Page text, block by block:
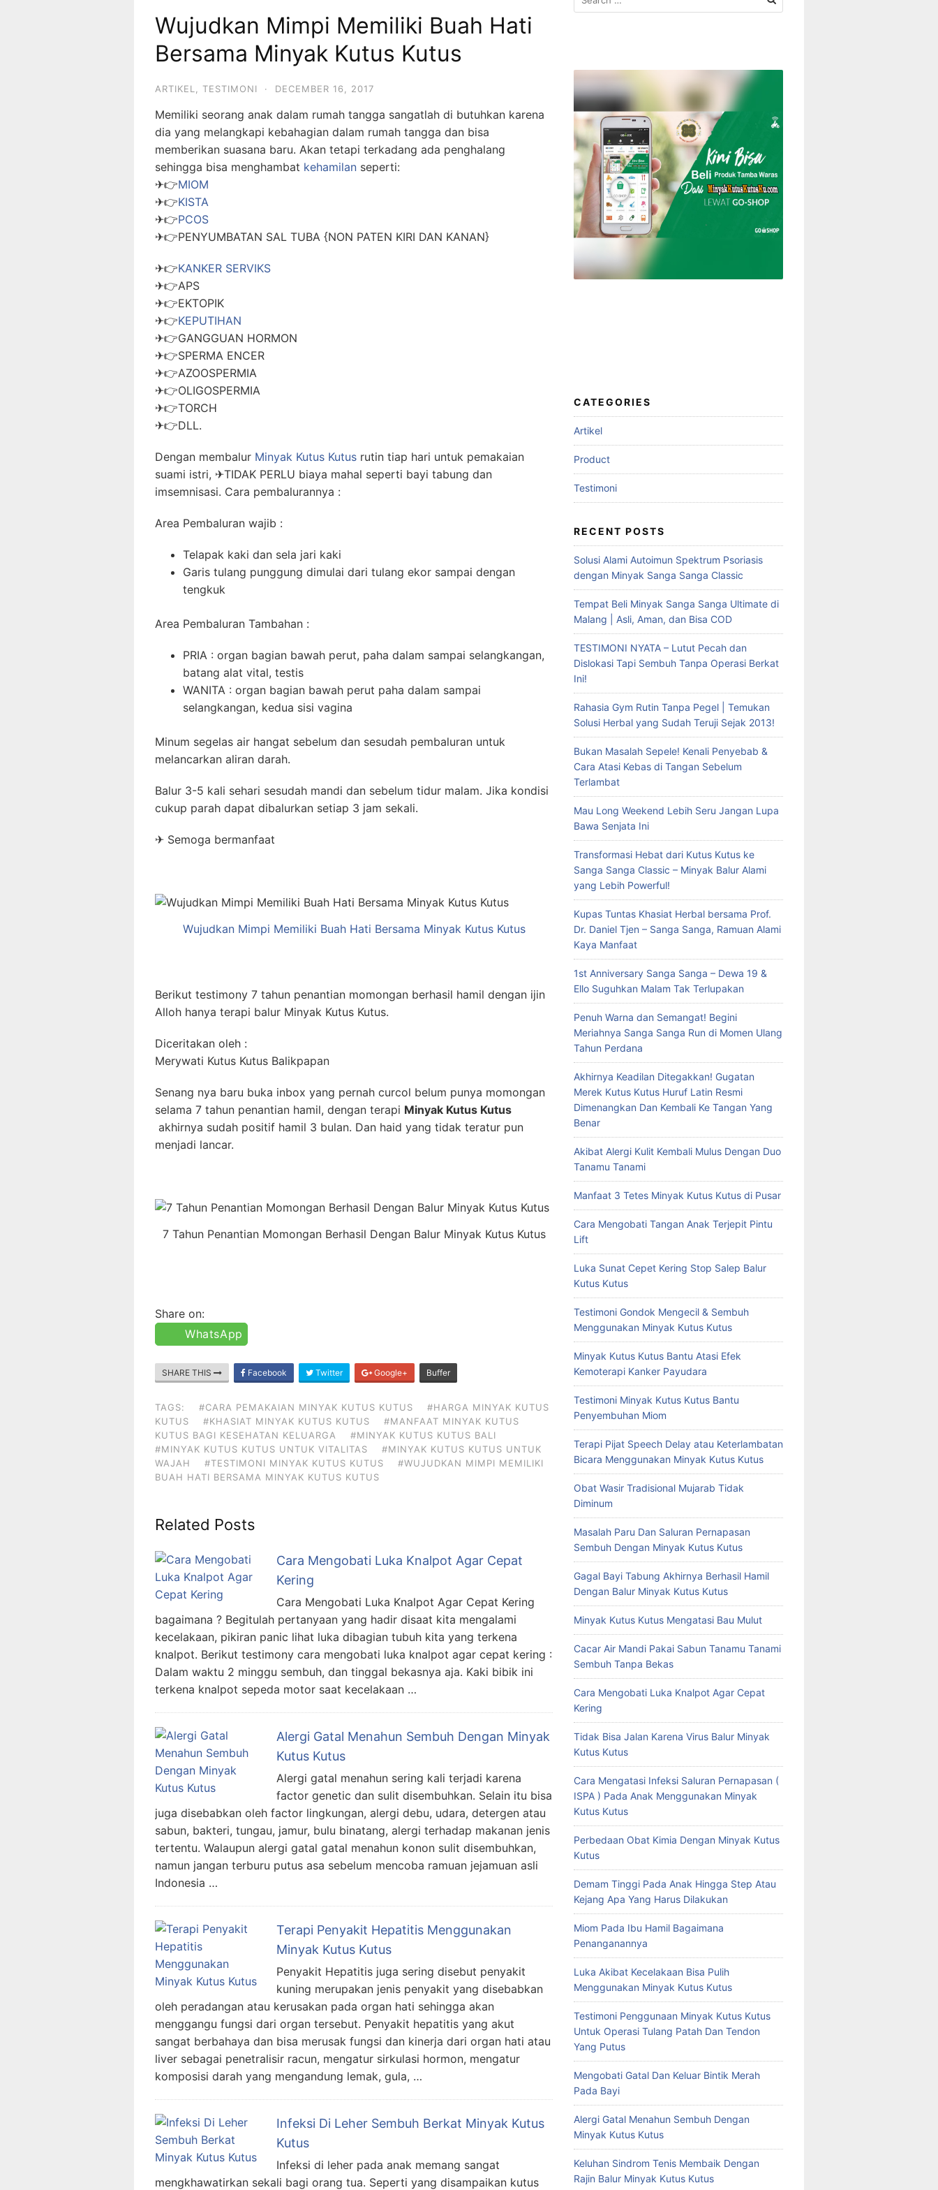
Wujudkan Mimpi Memiliki Buah Hati
Bersama Minyak Kutus Kutus
ARTIKEL TESTIMONI · DECEMBER 16, 2017
Memiliki seorang anak dalam rumah tangga sangatlah di butuhkan karena
dia yang melangkapi kebahagian dalam rumah tangga dan bisa
memberikan suasana baru. Akan tetapi terkadang ada penghalang
sehingga bisa menghambat kehamilan seperti:
✈👉MIOM
✈👉KISTA
✈👉PCOS
✈👉PENYUMBATAN SAL TUBA {NON PATEN KIRI DAN KANAN}
✈👉KANKER SERVIKS
✈👉APS
✈👉EKTOPIK
✈👉KEPUTIHAN
✈👉GANGGUAN HORMON
✈👉SPERMA ENCER
✈👉AZOOSPERMIA
✈👉OLIGOSPERMIA
✈👉TORCH
✈👉DLL.
Dengan membalur Minyak Kutus Kutus rutin tiap hari untuk pemakaian
suami istri, ✈TIDAK PERLU biaya mahal seperti bayi tabung dan
imsemnisasi. Cara pembalurannya :
Area Pembaluran wajib :
Telapak kaki dan sela jari kaki
Garis tulang punggung dimulai dari tulang ekor sampai dengan
tengkuk
Area Pembaluran Tambahan :
PRIA : organ bagian bawah perut, paha dalam sampai selangkangan,
batang alat vital, testis
WANITA : organ bagian bawah perut paha dalam sampai
selangkangan, kedua sisi vagina
Minum segelas air hangat sebelum dan sesudah pembaluran untuk
melancarkan aliran darah.
Balur 3-5 kali sehari sesudah mandi dan sebelum tidur malam. Jika kondisi
cukup parah dapat dibalurkan setiap 3 jam sekali.
✈ Semoga bermanfaat
Wujudkan Mimpi Memiliki Buah Hati Bersama Minyak Kutus Kutus
Berikut testimony 7 tahun penantian momongan berhasil hamil dengan ijin
Alloh hanya terapi balur Minyak Kutus Kutus.
Diceritakan oleh :
Merywati Kutus Kutus Balikpapan
Senang nya baru buka inbox yang pernah curcol belum punya momongan
selama 7 tahun penantian hamil, dengan terapi Minyak Kutus Kutus
akhirnya sudah positif hamil 3 bulan. Dan haid yang tidak teratur pun
menjadi lancar.
7 Tahun Penantian Momongan Berhasil Dengan Balur Minyak Kutus Kutus
Share on:
WhatsApp
SHARE THIS Facebook Twitter Google+ Buffer
TAGS: #CARA PEMAKAIAN MINYAK KUTUS KUTUS
#HARGA MINYAK KUTUS
KUTUS
#KHASIAT MINYAK KUTUS KUTUS
#MANFAAT MINYAK KUTUS
KUTUS BAGI KESEHATAN KELUARGA
#MINYAK KUTUS KUTUS BALI
#MINYAK KUTUS KUTUS UNTUK VITALITAS
#MINYAK KUTUS KUTUS UNTUK
WAJAH
#TESTIMONI MINYAK KUTUS KUTUS
#WUJUDKAN MIMPI MEMILIKI
BUAH HATI BERSAMA MINYAK KUTUS KUTUS
Related Posts
Cara Mengobati Luka Knalpot Agar Cepat
Kering
Cara Mengobati Luka Knalpot Agar Cepat Kering
bagaimana ? Begitulah pertanyaan yang hadir disaat kita mengalami
kecelakaan, pikiran panic lihat luka dibagian tubuh kita yang terkena
knalpot. Berikut testimony cara mengobati luka knalpot agar cepat kering :
Dalam waktu 2 minggu sembuh, dan tinggal bekasnya aja. Kaki bibik ini
terkena knalpot sepeda motor saat kecelakaan …
Alergi Gatal Menahun Sembuh Dengan Minyak
Kutus Kutus
Alergi gatal menahun sering kali terjadi karena
factor genetic dan sulit disembuhkan. Selain itu bisa
juga disebabkan oleh factor lingkungan, alergi debu, udara, detergen atau
sabun, bakteri, tungau, jamur, bulu binatang, alergi terhadap makanan jenis
tertentu. Walaupun alergi gatal gatal menahun konon sulit disembuhkan,
namun jangan terburu putus asa sebelum mencoba ramuan jejamuan asli
Indonesia …
Terapi Penyakit Hepatitis Menggunakan
Minyak Kutus Kutus
Penyakit Hepatitis juga sering disebut penyakit
kuning merupakan jenis penyakit yang disebabkan
oleh peradangan atau kerusakan pada organ hati sehingga akan
menggangu fungsi dari organ tersebut. Penyakit hepatitis yang akut
sangat berbahaya dan bisa merusak fungsi dan kinerja dari organ hati atau
liver sebagai penetralisir racun, mengatur sirkulasi hormon, mengatur
komposisi darah yang mengandung lemak, gula, …
Infeksi Di Leher Sembuh Berkat Minyak Kutus
Kutus
Infeksi di leher pada anak memang sangat
mengkhawatirkan sekali bagi orang tua. Seperti yang disampaikan kutus
for:
CATEGORIES
Artikel
Product
Testimoni
RECENT POSTS
Solusi Alami Autoimun Spektrum Psoriasis
dengan Minyak Sanga Sanga Classic
Tempat Beli Minyak Sanga Sanga Ultimate di
Malang | Asli, Aman, dan Bisa COD
TESTIMONI NYATA – Lutut Pecah dan
Dislokasi Tapi Sembuh Tanpa Operasi Berkat
Ini!
Rahasia Gym Rutin Tanpa Pegel | Temukan
Solusi Herbal yang Sudah Teruji Sejak 2013!
Bukan Masalah Sepele! Kenali Penyebab &
Cara Atasi Kebas di Tangan Sebelum
Terlambat
Mau Long Weekend Lebih Seru Jangan Lupa
Bawa Senjata Ini
Transformasi Hebat dari Kutus Kutus ke
Sanga Sanga Classic – Minyak Balur Alami
yang Lebih Powerful!
Kupas Tuntas Khasiat Herbal bersama Prof.
Dr. Daniel Tjen – Sanga Sanga, Ramuan Alami
Kaya Manfaat
1st Anniversary Sanga Sanga – Dewa 19 &
Ello Suguhkan Malam Tak Terlupakan
Penuh Warna dan Semangat! Begini
Meriahnya Sanga Sanga Run di Momen Ulang
Tahun Perdana
Akhirnya Keadilan Ditegakkan! Gugatan
Merek Kutus Kutus Huruf Latin Resmi
Dimenangkan Dan Kembali Ke Tangan Yang
Benar
Akibat Alergi Kulit Kembali Mulus Dengan Duo
Tanamu Tanami
Manfaat 3 Tetes Minyak Kutus Kutus di Pusar
Cara Mengobati Tangan Anak Terjepit Pintu
Lift
Luka Sunat Cepet Kering Stop Salep Balur
Kutus Kutus
Testimoni Gondok Mengecil & Sembuh
Menggunakan Minyak Kutus Kutus
Minyak Kutus Kutus Bantu Atasi Efek
Kemoterapi Kanker Payudara
Testimoni Minyak Kutus Kutus Bantu
Penyembuhan Miom
Terapi Pijat Speech Delay atau Keterlambatan
Bicara Menggunakan Minyak Kutus Kutus
Obat Wasir Tradisional Mujarab Tidak
Diminum
Masalah Paru Dan Saluran Pernapasan
Sembuh Dengan Minyak Kutus Kutus
Gagal Bayi Tabung Akhirnya Berhasil Hamil
Dengan Balur Minyak Kutus Kutus
Minyak Kutus Kutus Mengatasi Bau Mulut
Cacar Air Mandi Pakai Sabun Tanamu Tanami
Sembuh Tanpa Bekas
Cara Mengobati Luka Knalpot Agar Cepat
Kering
Tidak Bisa Jalan Karena Virus Balur Minyak
Kutus Kutus
Cara Mengatasi Infeksi Saluran Pernapasan (
ISPA ) Pada Anak Menggunakan Minyak
Kutus Kutus
Perbedaan Obat Kimia Dengan Minyak Kutus
Kutus
Demam Tinggi Pada Anak Hingga Step Atau
Kejang Apa Yang Harus Dilakukan
Miom Pada Ibu Hamil Bagaimana
Penanganannya
Luka Akibat Kecelakaan Bisa Pulih
Menggunakan Minyak Kutus Kutus
Testimoni Penggunaan Minyak Kutus Kutus
Untuk Operasi Tulang Patah Dan Tendon
Yang Putus
Mengobati Gatal Dan Keluar Bintik Merah
Pada Bayi
Alergi Gatal Menahun Sembuh Dengan
Minyak Kutus Kutus
Keluhan Sindrom Tenis Membaik Dengan
Rajin Balur Minyak Kutus Kutus